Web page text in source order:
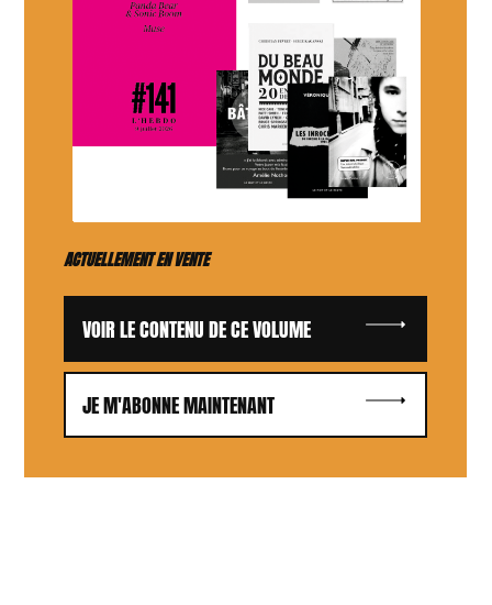
ACTUELLEMENT EN VENTE
VOIR LE CONTENU DE CE VOLUME
JE M'ABONNE MAINTENANT